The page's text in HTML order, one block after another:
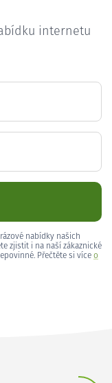
internetu
nabídky našich
zjistit i na naší zákaznické
Přečtěte si více o